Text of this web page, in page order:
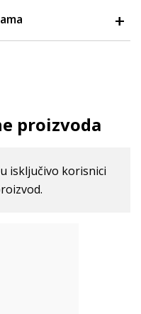
proizvoda
isključivo korisnici